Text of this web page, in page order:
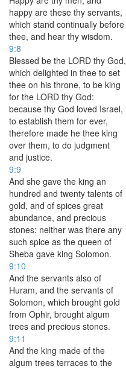
happy are these thy servants,
which stand continually before
thee, and hear thy wisdom.
9:8
Blessed be the LORD thy God,
which delighted in thee to set
thee on his throne, to be king
for the LORD thy God:
because thy God loved Israel,
to establish them for ever,
therefore made he thee king
over them, to do judgment
and justice.
9:9
And she gave the king an
hundred and twenty talents of
gold, and of spices great
abundance, and precious
stones: neither was there any
such spice as the queen of
Sheba gave king Solomon.
9:10
And the servants also of
Huram, and the servants of
Solomon, which brought gold
from Ophir, brought algum
trees and precious stones.
9:11
And the king made of the
algum trees terraces to the